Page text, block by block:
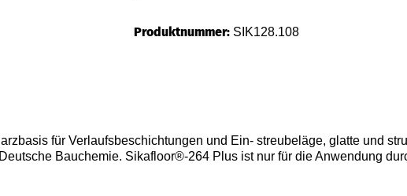
Produktnummer: SIK128.108
für Verlaufsbeschichtungen und Ein- streubeläge, glatte und
Bauchemie. Sikafloor®-264 Plus ist nur für die Anwendung